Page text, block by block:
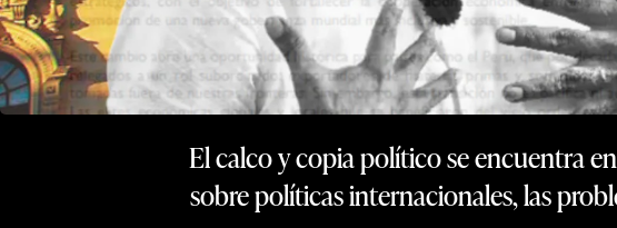
El calco y copia político se encuentra en
sobre políticas internacionales, las